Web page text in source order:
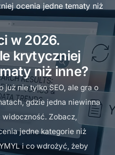
ocenia jedne tematy niż
w 2026.
krytyczniej
niż inne?
nie tylko SEO, ale gra o
gdzie jedna niewinna
Zobacz,
jedne kategorie niż
i co wdrożyć, żeby